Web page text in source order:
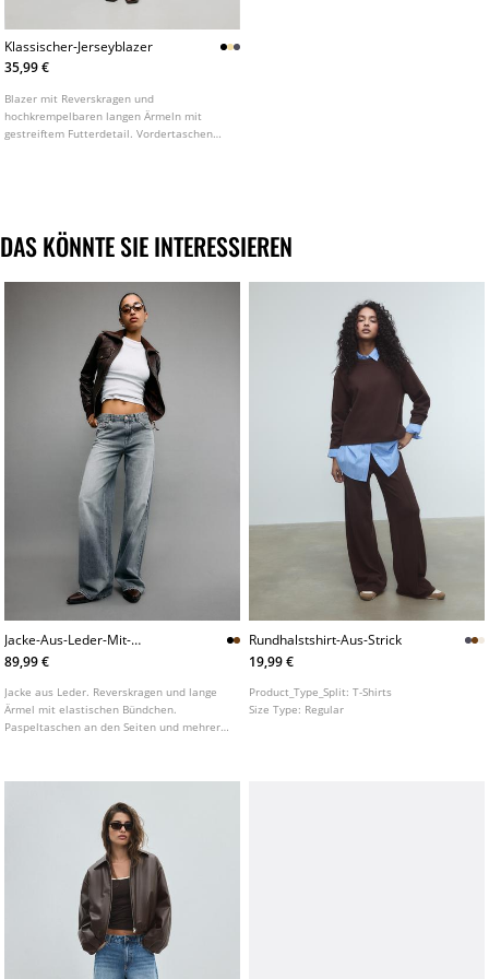
Klassischer-Jerseyblazer
35,99 €
Blazer mit Reverskragen und
hochkrempelbaren langen Ärmeln mit
gestreiftem Futterdetail. Vordertaschen
DAS KÖNNTE SIE INTERESSIEREN
Jacke-Aus-Leder-Mit-
Rippbundchen
89,99 €
Jacke aus Leder. Reverskragen und lange
Ärmel mit elastischen Bündchen.
Paspeltaschen an den Seiten und mehrere
Metallreißverschluss vorne.
Rundhalstshirt-Aus-Strick
19,99 €
Product_Type_Split:T-Shirts
Size Type: Regular